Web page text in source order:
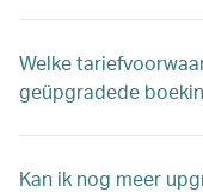
Welke
geüpgradede
Kan ik nog meer